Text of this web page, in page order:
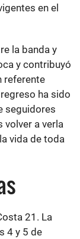
en el
la banda y
y contribuyó
referente
ha sido
seguidores
volver a verla
vida de toda
21. La
4 y 5 de